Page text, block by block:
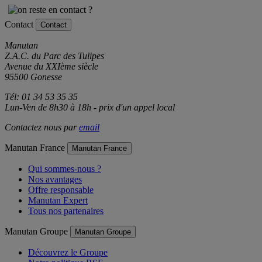
Contact Contact
Manutan
Z.A.C. du Parc des Tulipes
Avenue du XXIème siècle
95500 Gonesse
Tél: 01 34 53 35 35
Lun-Ven de 8h30 à 18h - prix d'un appel local
Contactez nous paremail
Manutan France Manutan France
Qui sommes-nous ?
Nos avantages
Offre responsable
Manutan Expert
Tous nos partenaires
Manutan Groupe Manutan Groupe
Découvrez le Groupe